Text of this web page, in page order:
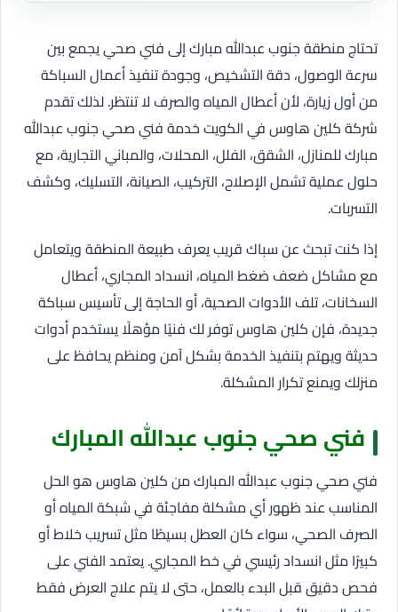
تحتاج منطقة جنوب عبدالله مبارك إلى فني صحي يجمع بين
سرعة الوصول، دقة التشخيص، وجودة تنفيذ أعمال السباكة
من أول زيارة، لأن أعطال المياه والصرف لا تنتظر. لذلك تقدم
شركة كلين هاوس في الكويت خدمة فني صحي جنوب عبدالله
مبارك للمنازل، الشقق، الفلل، المحلات، والمباني التجارية، مع
حلول عملية تشمل الإصلاح، التركيب، الصيانة، التسليك، وكشف
التسربات.
إذا كنت تبحث عن سباك قريب يعرف طبيعة المنطقة ويتعامل
مع مشاكل ضعف ضغط المياه، انسداد المجاري، أعطال
السخانات، تلف الأدوات الصحية، أو الحاجة إلى تأسيس سباكة
جديدة، فإن كلين هاوس توفر لك فنيًا مؤهلًا يستخدم أدوات
حديثة ويهتم بتنفيذ الخدمة بشكل آمن ومنظم يحافظ على
منزلك ويمنع تكرار المشكلة.
فني صحي جنوب عبدالله المبارك
فني صحي جنوب عبدالله المبارك من كلين هاوس هو الحل
المناسب عند ظهور أي مشكلة مفاجئة في شبكة المياه أو
الصرف الصحي، سواء كان العطل بسيطًا مثل تسريب خلاط أو
كبيرًا مثل انسداد رئيسي في خط المجاري. يعتمد الفني على
فحص دقيق قبل البدء بالعمل، حتى لا يتم علاج العرض فقط